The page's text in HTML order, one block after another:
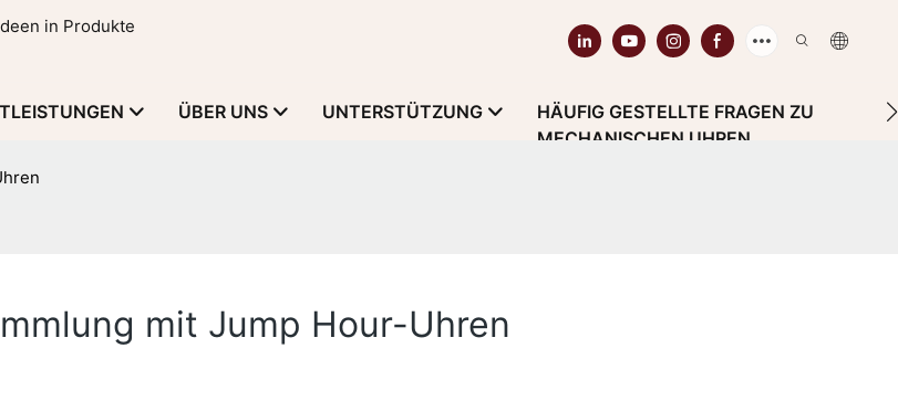
in Produkte
ÜBER UNS UNTERSTÜTZUNG
HÄUFIG GESTELLTE FRAGEN ZU
MECHANISCHEN UHREN
mit Jump Hour-Uhren